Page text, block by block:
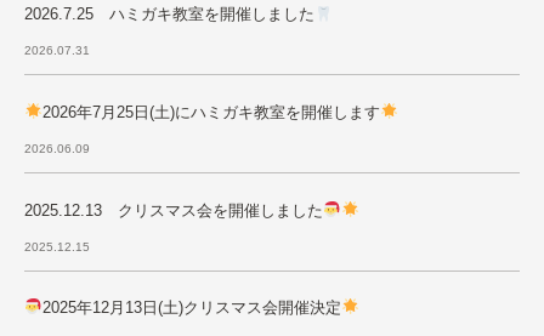
2026.7.25 ハミガキ教室を開催しました
2026.07.31
2026年7月25日(土)にハミガキ教室を開催します
2026.06.09
2025.12.13 クリスマス会を開催しました
2025.12.15
2025年12月13日(土)クリスマス会開催決定